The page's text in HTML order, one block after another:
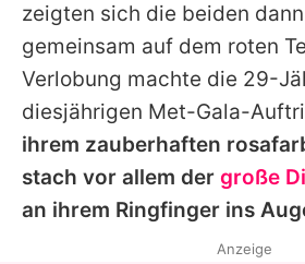
zeigten sich die beiden
gemeinsam auf dem roten
Verlobung machte die 29-
diesjährigen Met-Gala-
ihrem zauberhaften
stach vor allem der große
an ihrem Ringfinger ins
Anzeige